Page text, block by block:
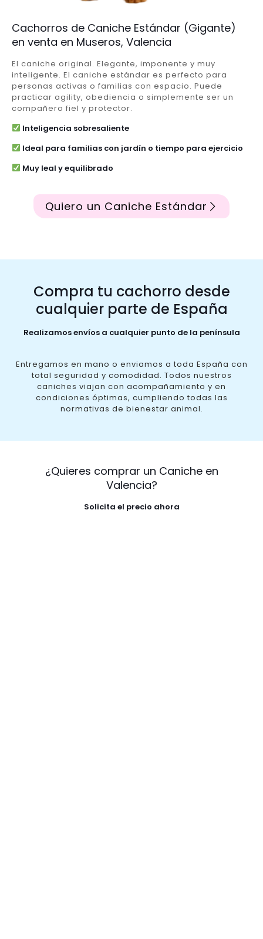
Cachorros de Caniche Estándar (Gigante)
en venta en Museros, Valencia
El caniche original. Elegante, imponente y muy
inteligente. El caniche estándar es perfecto para
personas activas o familias con espacio. Puede
practicar agility, obediencia o simplemente ser un
compañero fiel y protector.
Inteligencia sobresaliente
Ideal para familias con jardín o tiempo para ejercicio
Muy leal y equilibrado
Quiero un Caniche Estándar
Compra tu cachorro desde
cualquier parte de España
Realizamos envíos a cualquier punto de la península
Entregamos en mano o enviamos a toda España con
total seguridad y comodidad. Todos nuestros
caniches viajan con acompañamiento y en
condiciones óptimas, cumpliendo todas las
normativas de bienestar animal.
¿Quieres comprar un Caniche en
Valencia?
Solicita el precio ahora